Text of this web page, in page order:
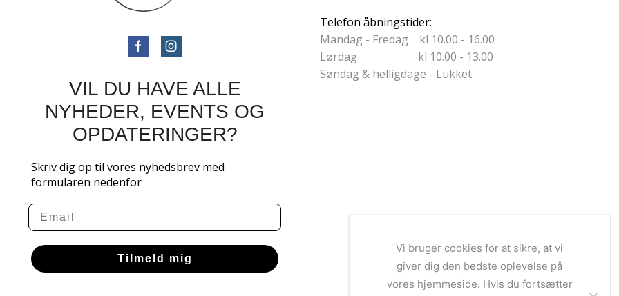
VIL DU HAVE ALLE
NYHEDER, EVENTS OG
OPDATERINGER?
Skriv dig op til vores nyhedsbrev med
formularen nedenfor
Email
Tilmeld mig
Telefon åbningstider:
Mandag - Fredag kl 10.00 - 16.00
Lørdag kl 10.00 - 13.00
Søndag & helligdage - Lukket
Vi bruger cookies for at sikre, at vi
giver dig den bedste oplevelse på
vores hjemmeside. Hvis du fortsætter